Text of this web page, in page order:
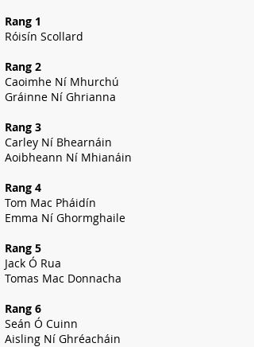
Rang 1
Róisín Scollard
Rang 2
Caoimhe Ní Mhurchú
Gráinne Ní Ghrianna
Rang 3
Carley Ní Bhearnáin
Aoibheann Ní Mhianáin
Rang 4
Tom Mac Pháidín
Emma Ní Ghormghaile
Rang 5
Jack Ó Rua
Tomas Mac Donnacha
Rang 6
Seán Ó Cuinn
Aisling Ní Ghréacháin